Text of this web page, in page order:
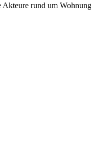
Akteure rund um